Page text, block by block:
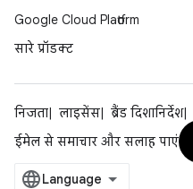
Google Cloud Platform
सारे प्रॉडक्ट
निजता लाइसेंस ब्रैंड दिशानिर्देश
ईमेल से समाचार और सलाह पाएं